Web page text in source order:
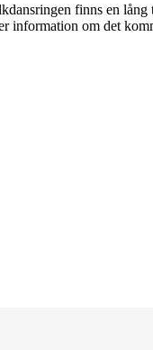
finns en
information om det